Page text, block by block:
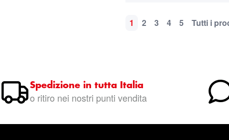
Pagina
Attualmente stai
1 Pagina
2 Pagina
3 Pagina
4 Pagina
5 Tutti i
Spedizione in tutta Italia
o ritiro nei nostri punti vendita